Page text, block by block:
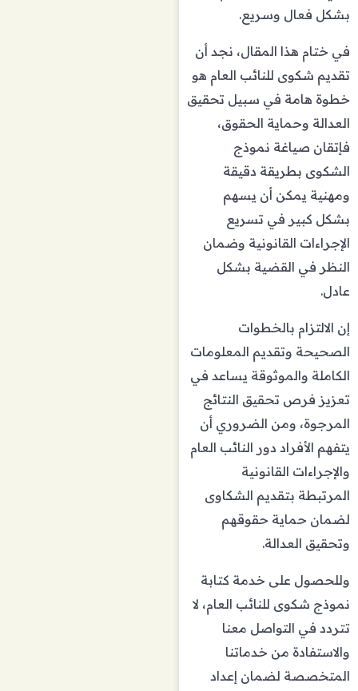
بشكل فعال وسريع.
في ختام هذا المقال، نجد أن
تقديم شكوى للنائب العام هو
خطوة هامة في سبيل تحقيق
العدالة وحماية الحقوق،
فإتقان صياغة نموذج
الشكوى بطريقة دقيقة
ومهنية يمكن أن يسهم
بشكل كبير في تسريع
الإجراءات القانونية وضمان
النظر في القضية بشكل
عادل.
إن الالتزام بالخطوات
الصحيحة وتقديم المعلومات
الكاملة والموثوقة يساعد في
تعزيز فرص تحقيق النتائج
المرجوة، ومن الضروري أن
يتفهم الأفراد دور النائب العام
والإجراءات القانونية
المرتبطة بتقديم الشكاوى
لضمان حماية حقوقهم
وتحقيق العدالة.
وللحصول على خدمة كتابة
نموذج شكوى للنائب العام، لا
تتردد في التواصل معنا
والاستفادة من خدماتنا
المتخصصة لضمان إعداد